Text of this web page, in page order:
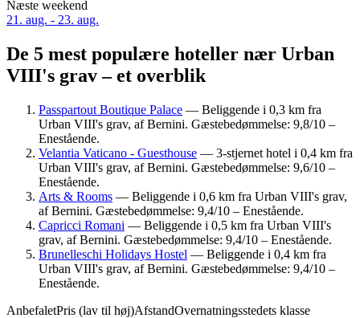
Næste weekend
21. aug. - 23. aug.
De 5 mest populære hoteller nær Urban
VIII's grav – et overblik
Passpartout Boutique Palace — Beliggende i 0,3 km fra
Urban VIII's grav, af Bernini. Gæstebedømmelse: 9,8/10 –
Enestående.
Velantia Vaticano - Guesthouse — 3-stjernet hotel i 0,4 km fra
Urban VIII's grav, af Bernini. Gæstebedømmelse: 9,6/10 –
Enestående.
Arts & Rooms — Beliggende i 0,6 km fra Urban VIII's grav,
af Bernini. Gæstebedømmelse: 9,4/10 – Enestående.
Capricci Romani — Beliggende i 0,5 km fra Urban VIII's
grav, af Bernini. Gæstebedømmelse: 9,4/10 – Enestående.
Brunelleschi Holidays Hostel — Beliggende i 0,4 km fra
Urban VIII's grav, af Bernini. Gæstebedømmelse: 9,4/10 –
Enestående.
AnbefaletPris (lav til høj)AfstandOvernatningsstedets klasse